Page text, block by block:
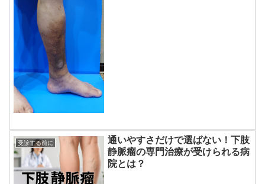
受診する前に
通いやすさだけで選ばない！下肢
静脈瘤の専門治療が受けられる病
院とは？